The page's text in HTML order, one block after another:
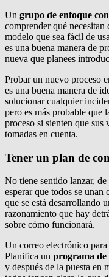
Un grupo de enfoque
comprender qué necesitan
modelo que sea fácil de
es una buena manera de
nueva que planees
Probar un nuevo proceso
es una buena manera de
solucionar cualquier
pero es más probable que
proceso si sienten que sus
tomadas en cuenta.
Tener un plan de
No tiene sentido lanzar,
esperar que todos se unan
que se está desarrollando
razonamiento que hay
sobre cómo funcionará.
Un correo electrónico
Planifica un programa de
y después de la puesta en